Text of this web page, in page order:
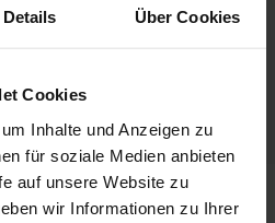
Details Über Cookies
Cookies
Inhalte und Anzeigen zu
für soziale Medien anbieten
auf unsere Website zu
wir Informationen zu Ihrer